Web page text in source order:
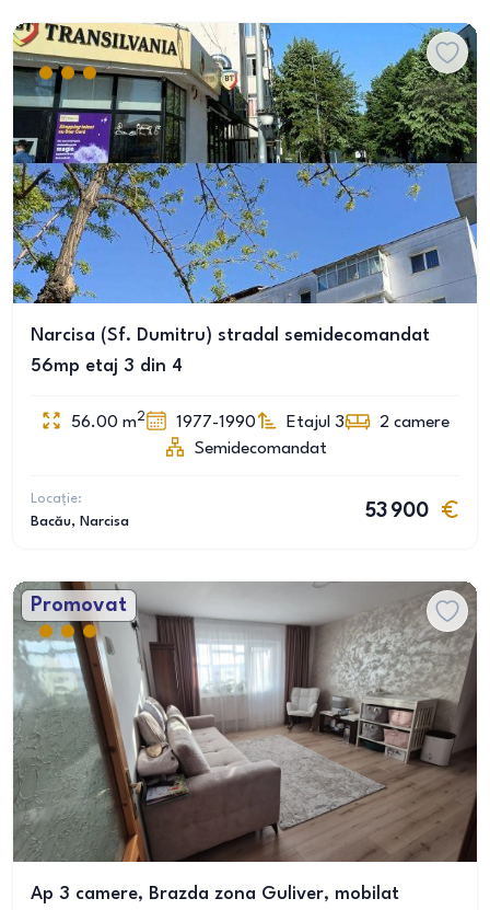
Narcisa (Sf. Dumitru) stradal semidecomandat
56mp etaj 3 din 4
56.00 m2 1977-1990 Etajul 3 2 camere
Semidecomandat
Locație:
Bacău, Narcisa
53 900
Promovat
Ap 3 camere, Brazda zona Guliver, mobilat